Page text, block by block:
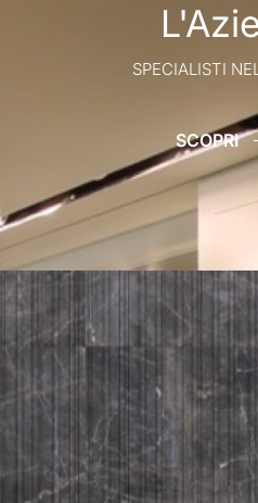
SPECIALISTI
SCOPRI